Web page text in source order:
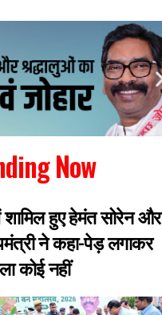
Now
शामिल हुए हेमंत सोरेन और
ने कहा-पेड़ लगाकर
कोई नहीं